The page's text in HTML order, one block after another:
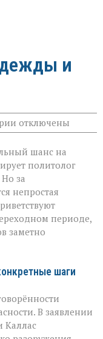
и
к
записи
за
мир
Газе:
надежды
и
противоречия
отключены
шанс на
политолог
за
непростая
периоде,
заметно
шаги
В заявлении
Каллас